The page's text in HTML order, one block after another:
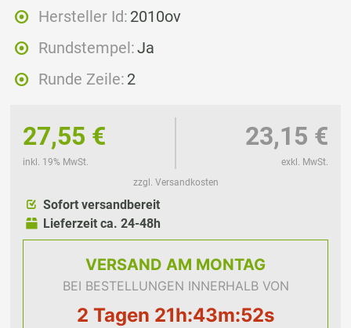
Hersteller Id: 2010ov
Rundstempel:Ja
Runde Zeile: 2
27,55 €
inkl. 19% MwSt.
23,15 €
exkl. MwSt.
zzgl. Versandkosten
Sofort versandbereit
Lieferzeit ca. 24-48h
VERSAND AM MONTAG
BEI BESTELLUNGEN INNERHALB VON
2 Tagen 21h:43m:52s